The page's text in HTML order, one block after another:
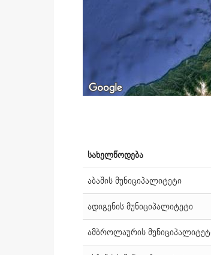
სახელწოდება
აბაშის მუნიციპალიტეტი
ადიგენის მუნიციპალიტეტი
ამბროლაურის